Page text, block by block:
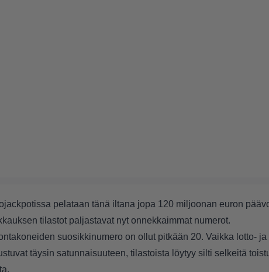
pelataan tänä iltana jopa 120 miljoonan euron
tilastot paljastavat nyt onnekkaimmat numerot.
suosikkinumero on ollut pitkään 20. Vaikka lotto-
täysin satunnaisuuteen, tilastoista löytyy silti selkeitä